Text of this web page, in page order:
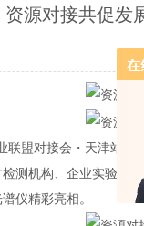
资源对接共促发
盟对接会・天津站
测机构、企业实验室
仪精彩亮相。